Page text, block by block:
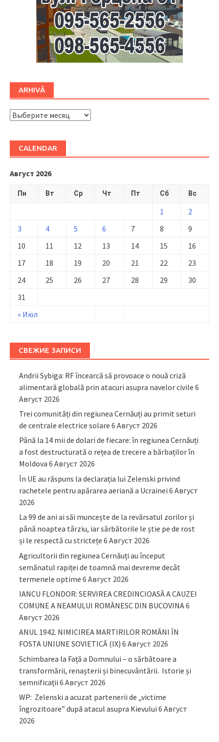
ARHIVĂ
ARHIVĂ
CALENDAR
Август 2026
Пн Вт Ср Чт Пт Сб Вс
« Июл
1
2
3
4 5 6 7 8
9
10
11 12 13 14 15
16
17
18 19 20 21 22
23
24
25 26 27 28 29
30
31
СВЕЖИЕ ЗАПИСИ
Andrii Sybiga: RF încearcă să provoace o nouă criză
alimentară globală prin atacuri asupra navelor civile 6
Август 2026
Trei comunități din regiunea Cernăuți au primit seturi
de centrale electrice solare 6 Август 2026
Până la 14 mii de dolari de fiecare: în regiunea Cernăuți
a fost destructurată o rețea de trecere a bărbaților în
Moldova 6 Август 2026
În UE au răspuns la declarația lui Zelenski privind
rachetele pentru apărarea aeriană a Ucrainei 6 Август
2026
La 99 de ani ai săi muncește de la revărsatul zorilor și
până noaptea târziu, iar sărbătorile le știe pe de rost
și le respectă cu strictețe 6 Август 2026
Agricultorii din regiunea Cernăuți au început
semănatul rapiței de toamnă mai devreme decât
termenele optime 6 Август 2026
IANCU FLONDOR: SERVIREA CREDINCIOASĂ A CAUZEI
COMUNE A NEAMULUI ROMÂNESC DIN BUCOVINA6
Август 2026
ANUL 1942. NIMICIREA MARTIRILOR ROMÂNI ÎN
FOSTA UNIUNE SOVIETICĂ (IX) 6 Август 2026
Schimbarea la Față a Domnului – o sărbătoare a
transformării, renașterii și binecuvântării. Istorie și
semnificații 6 Август 2026
WP: Zelenski a acuzat partenerii de „victime
îngrozitoare” după atacul asupra Kievului 6 Август
2026